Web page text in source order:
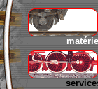
matériel